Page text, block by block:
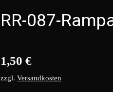
RR-087-
1,50 €
zzgl. Versandkosten